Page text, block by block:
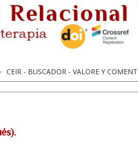
CEIR - BUSCADOR - VALORE Y